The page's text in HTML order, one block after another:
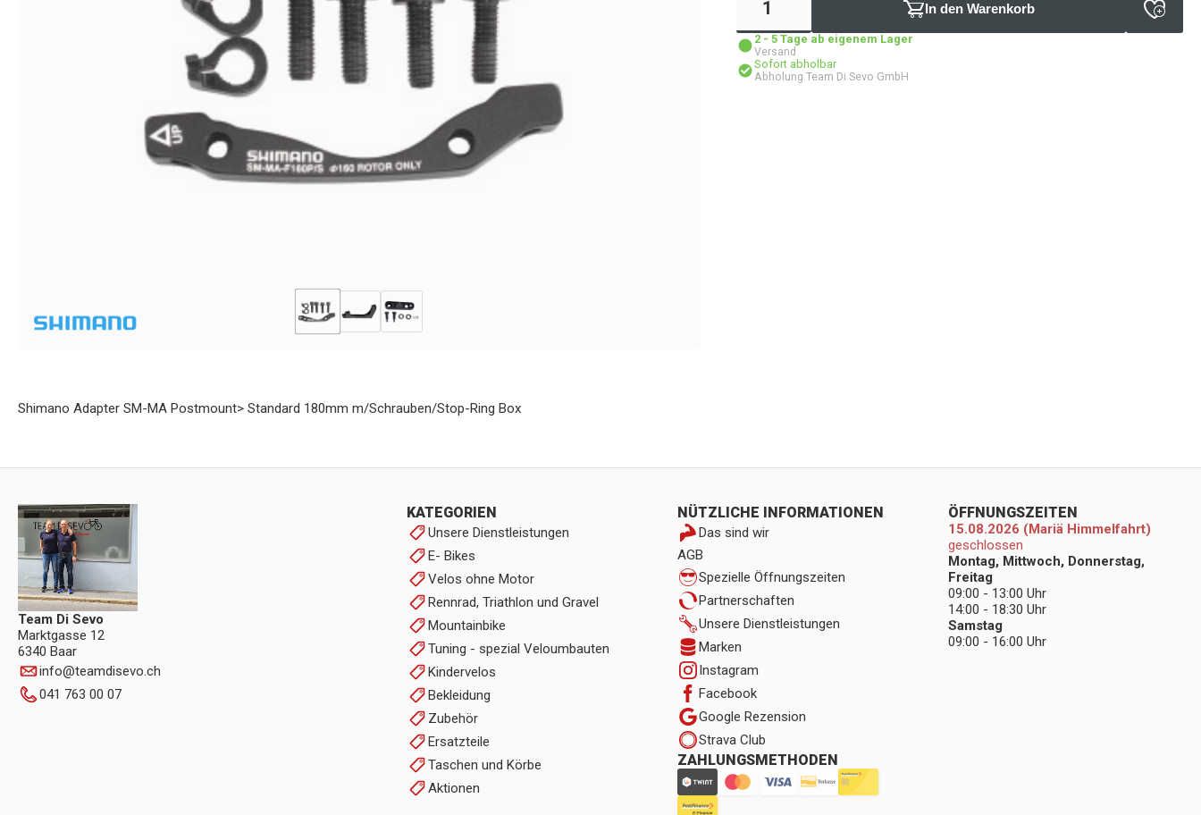
In den Warenkorb
2 - 5 Tage ab eigenem Lager
Versand
Sofort abholbar
Abholung Team Di Sevo GmbH
Shimano Adapter SM-MA Postmount> Standard 180mm m/Schrauben/Stop-Ring Box
Team Di Sevo
Marktgasse 12
6340 Baar
info@teamdisevo.ch
041 763 00 07
KATEGORIEN
Unsere Dienstleistungen
E- Bikes
Velos ohne Motor
Rennrad, Triathlon und Gravel
Mountainbike
Tuning - spezial Veloumbauten
Kindervelos
Bekleidung
Zubehör
Ersatzteile
Taschen und Körbe
Aktionen
NÜTZLICHE INFORMATIONEN
Das sind wir
AGB
Spezielle Öffnungszeiten
Partnerschaften
Unsere Dienstleistungen
Marken
Instagram
Facebook
Google Rezension
Strava Club
ZAHLUNGSMETHODEN
ÖFFNUNGSZEITEN
15.08.2026 (Mariä Himmelfahrt)
geschlossen
Montag, Mittwoch, Donnerstag,
Freitag
09:00 - 13:00 Uhr
14:00 - 18:30 Uhr
Samstag
09:00 - 16:00 Uhr